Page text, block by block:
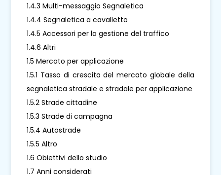
1.4.3 Multi-messaggio Segnaletica
1.4.4 Segnaletica a cavalletto
1.4.5 Accessori per la gestione del traffico
1.4.6 Altri
1.5 Mercato per applicazione
1.5.1 Tasso di crescita del mercato globale della
segnaletica stradale e stradale per applicazione
1.5.2 Strade cittadine
1.5.3 Strade di campagna
1.5.4 Autostrade
1.5.5 Altro
1.6 Obiettivi dello studio
1.7 Anni considerati